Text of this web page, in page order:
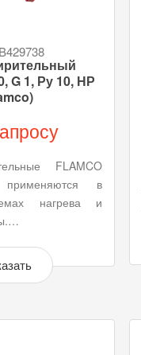
G 1, Ру 10, НР
FLAMCO
в
нагрева и